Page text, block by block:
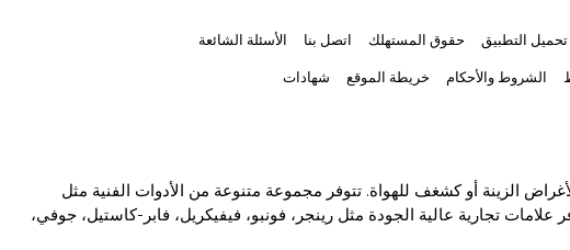
تحميل التطبيق حقوق المستهلك اتصل بنا الأسئلة الشائعة
الشروط والأحكام خريطة الموقع شهادات
الزينة أو كشغف للهواة. تتوفر مجموعة متنوعة من الأدوات الفنية مثل
تجارية عالية الجودة مثل رينجر، فونبو، فيفيكريل، فابر-كاستيل، جوفي،